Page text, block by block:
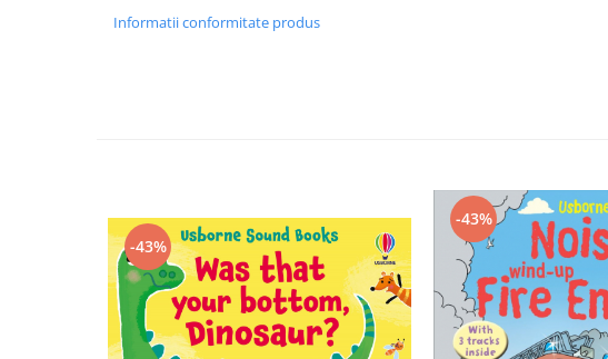
Informatii conformitate produs
-43%
-43%